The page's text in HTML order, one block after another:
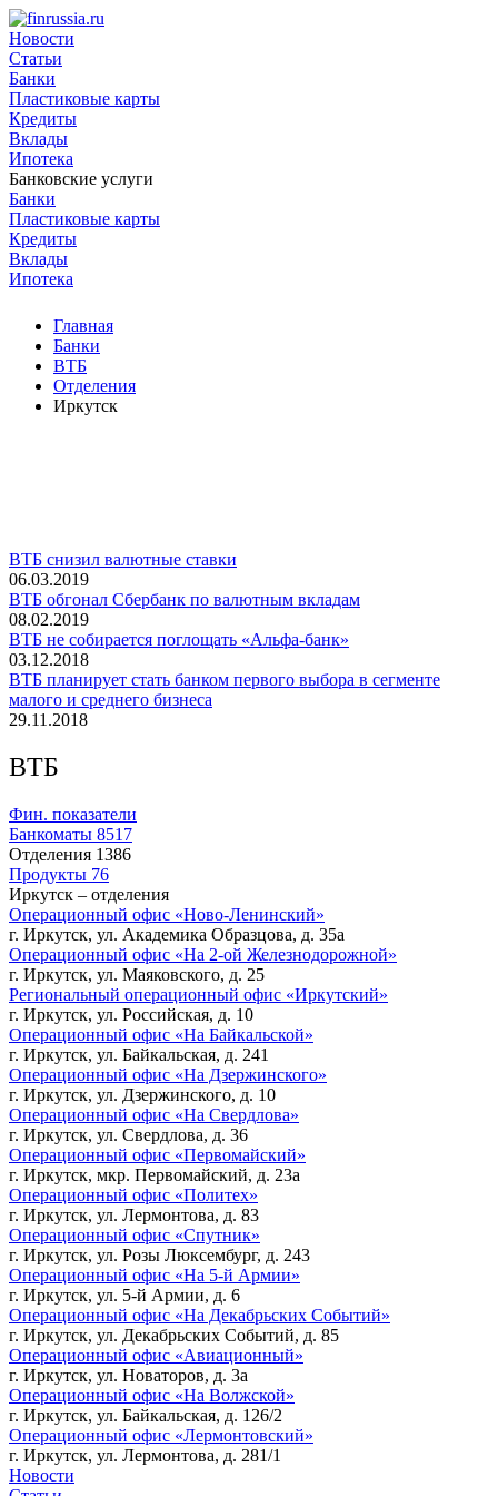
Новости
Статьи
Банки
Пластиковые карты
Кредиты
Вклады
Ипотека
Банковские услуги
Банки
Пластиковые карты
Кредиты
Вклады
Ипотека
Главная
Банки
ВТБ
Отделения
Иркутск
ВТБ снизил валютные ставки
06.03.2019
ВТБ обгонал Сбербанк по валютным вкладам
08.02.2019
ВТБ не собирается поглощать «Альфа-банк»
03.12.2018
ВТБ планирует стать банком первого выбора в сегменте
малого и среднего бизнеса
29.11.2018
ВТБ
Фин. показатели
Банкоматы 8517
Отделения 1386
Продукты 76
Иркутск – отделения
Операционный офис «Ново-Ленинский»
г. Иркутск, ул. Академика Образцова, д. 35а
Операционный офис «На 2-ой Железнодорожной»
г. Иркутск, ул. Маяковского, д. 25
Региональный операционный офис «Иркутский»
г. Иркутск, ул. Российская, д. 10
Операционный офис «На Байкальской»
г. Иркутск, ул. Байкальская, д. 241
Операционный офис «На Дзержинского»
г. Иркутск, ул. Дзержинского, д. 10
Операционный офис «На Свердлова»
г. Иркутск, ул. Свердлова, д. 36
Операционный офис «Первомайский»
г. Иркутск, мкр. Первомайский, д. 23а
Операционный офис «Политех»
г. Иркутск, ул. Лермонтова, д. 83
Операционный офис «Спутник»
г. Иркутск, ул. Розы Люксембург, д. 243
Операционный офис «На 5-й Армии»
г. Иркутск, ул. 5-й Армии, д. 6
Операционный офис «На Декабрьских Событий»
г. Иркутск, ул. Декабрьских Событий, д. 85
Операционный офис «Авиационный»
г. Иркутск, ул. Новаторов, д. 3а
Операционный офис «На Волжской»
г. Иркутск, ул. Байкальская, д. 126/2
Операционный офис «Лермонтовский»
г. Иркутск, ул. Лермонтова, д. 281/1
Новости